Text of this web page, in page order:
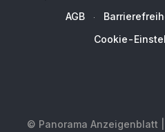
AGB
Cookie-
© Panorama Anzeigenblatt